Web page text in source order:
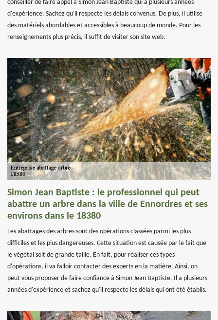
conseiller de faire appel à Simon Jean Baptiste qui a plusieurs années
d'expérience. Sachez qu'il respecte les délais convenus. De plus, il utilise
des matériels abordables et accessibles à beaucoup de monde. Pour les
renseignements plus précis, il suffit de visiter son site web.
Simon Jean Baptiste : le professionnel qui peut
abattre un arbre dans la ville de Ennordres et ses
environs dans le 18380
Les abattages des arbres sont des opérations classées parmi les plus
difficiles et les plus dangereuses. Cette situation est causée par le fait que
le végétal soit de grande taille. En fait, pour réaliser ces types
d'opérations, il va falloir contacter des experts en la matière. Ainsi, on
peut vous proposer de faire confiance à Simon Jean Baptiste. Il a plusieurs
années d'expérience et sachez qu'il respecte les délais qui ont été établis.